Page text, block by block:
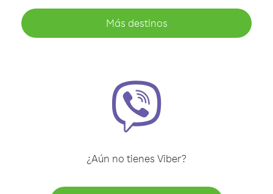
Más destinos
¿Aún no tienes Viber?